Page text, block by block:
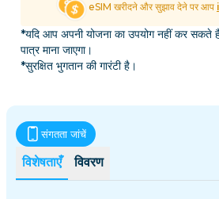
eSIM खरीदने और सुझाव देने पर आप
*यदि आप अपनी योजना का उपयोग नहीं कर सकते
पात्र माना जाएगा।
*सुरक्षित भुगतान की गारंटी है।
विशेषताएँ विवरण
संगतता जांचें